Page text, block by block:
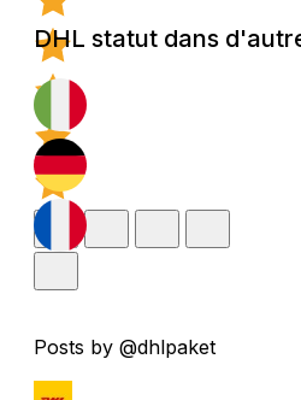
DHL statut dans
Posts by @dhlpaket